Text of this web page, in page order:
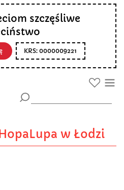
szczęśliwe
KRS: 0000009221
w Łodzi